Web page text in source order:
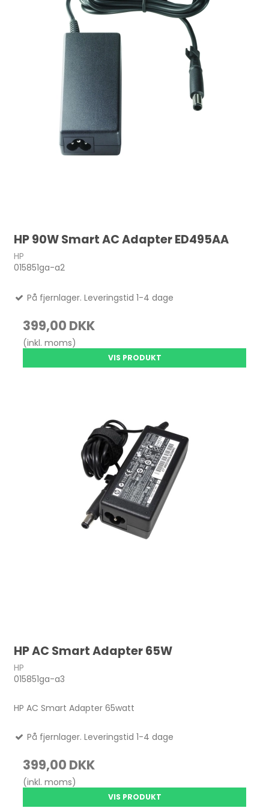
HP 90W Smart AC Adapter ED495AA
HP
015851ga-a2
På fjernlager. Leveringstid 1-4 dage
399,00 DKK
(inkl. moms)
VIS PRODUKT
HP AC Smart Adapter 65W
HP
015851ga-a3
HP AC Smart Adapter 65watt
På fjernlager. Leveringstid 1-4 dage
399,00 DKK
(inkl. moms)
VIS PRODUKT